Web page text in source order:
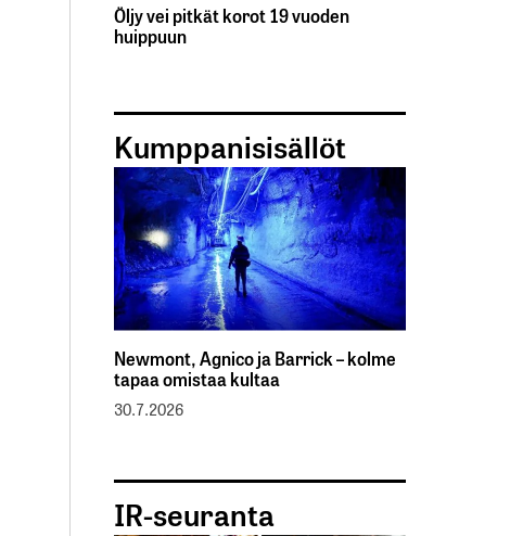
Öljy vei pitkät korot 19 vuoden
huippuun
Kumppanisisällöt
Newmont, Agnico ja Barrick – kolme
tapaa omistaa kultaa
30.7.2026
IR-seuranta